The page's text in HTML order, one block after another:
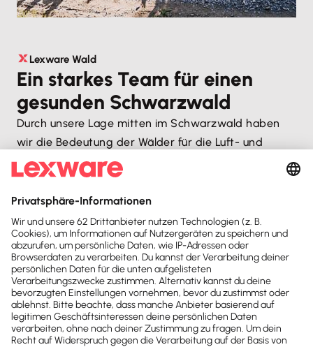
Lexware Wald
Ein starkes Team für einen
gesunden Schwarzwald
Durch unsere Lage mitten im Schwarzwald haben
wir die Bedeutung der Wälder für die Luft- und
Lebensqualität und für unser Klima direkt vor Augen.
Das Lexware Team will einen tatkräftigen Beitrag
leisten für einen gesunden Wald in der Region. In
Zusammenarbeit mit der Organisation für
nachhaltige Aufforstung myreforest pflanzen wir in
den nächsten Jahren einen Mischwald, der den
klimatischen Bedingungen der Zukunft standhält
und dadurch CO2 bindet, unser Grundwasser sichert
und Biodiversität fördert.
Mehr erfahren